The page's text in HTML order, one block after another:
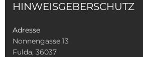
HINWEISGEBERSCHUTZ
Adresse
Nonnengasse 13
Fulda, 36037